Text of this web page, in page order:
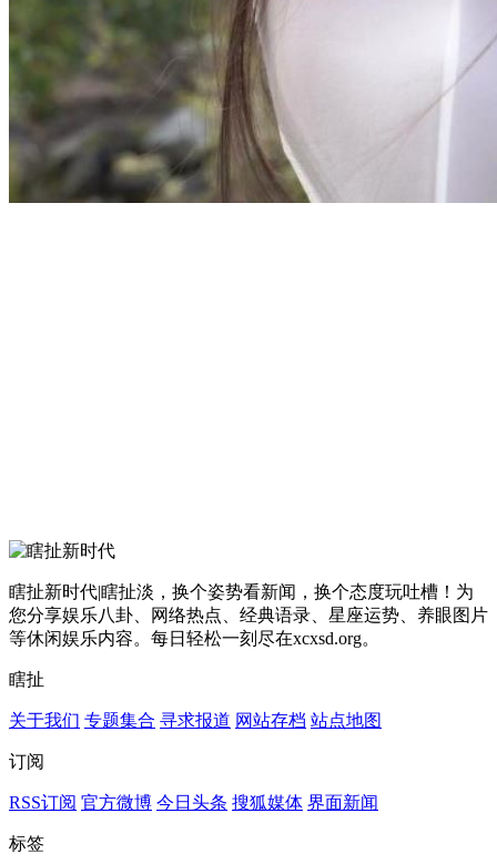
瞎扯新时代|瞎扯淡，换个姿势看新闻，换个态度玩吐槽！为
您分享娱乐八卦、网络热点、经典语录、星座运势、养眼图片
等休闲娱乐内容。每日轻松一刻尽在xcxsd.org。
瞎扯
关于我们 专题集合 寻求报道 网站存档 站点地图
订阅
RSS订阅 官方微博 今日头条 搜狐媒体 界面新闻
标签